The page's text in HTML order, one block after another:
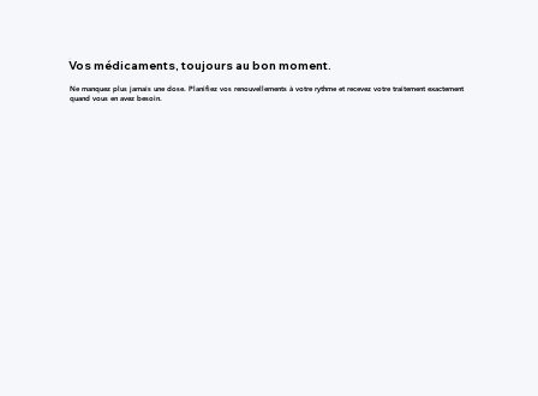
Vos médicaments, toujours au bon moment.
Ne manquez plus jamais une dose. Planifiez vos renouvellements à votre rythme et recevez votre traitement exactement
quand vous en avez besoin.